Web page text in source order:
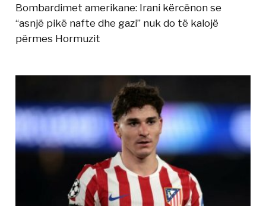
Bombardimet amerikane: Irani kërcënon se
“asnjë pikë nafte dhe gazi” nuk do të kalojë
përmes Hormuzit